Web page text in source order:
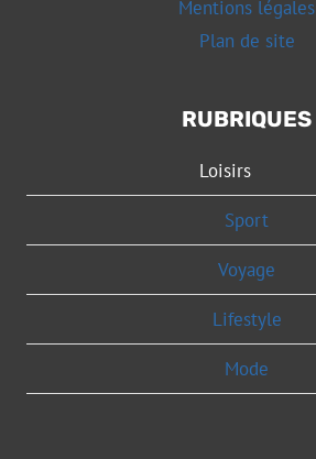
Mentions légales
Plan de site
RUBRIQUES
Loisirs
Sport
Voyage
Lifestyle
Mode